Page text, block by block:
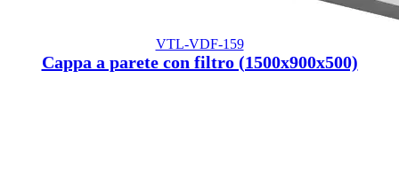
VTL-VDF-159
Cappa a parete con filtro (1500x900x500)